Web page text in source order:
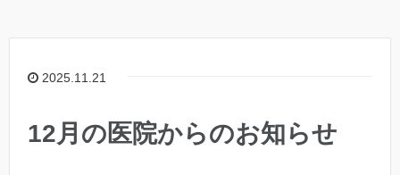
2025.11.21
12月の医院からのお知らせ